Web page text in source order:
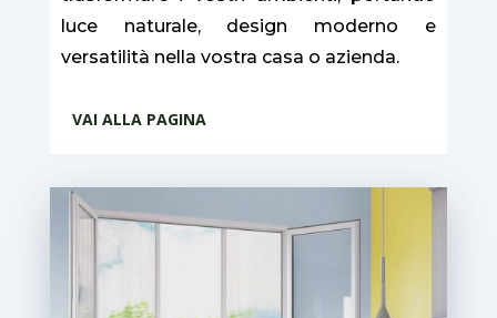
luce naturale, design moderno e
versatilità nella vostra casa o azienda.
VAI ALLA PAGINA